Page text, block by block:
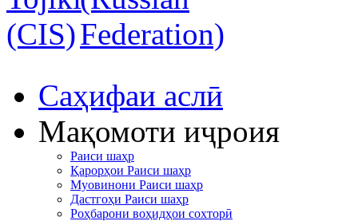
Cаҳифаи аслӣ
Мақомоти иҷроия
Раиси шаҳр
Қарорҳои Раиси шаҳр
Муовинони Раиси шаҳр
Дастгоҳи Раиси шаҳр
Роҳбарони воҳидҳои сохторӣ